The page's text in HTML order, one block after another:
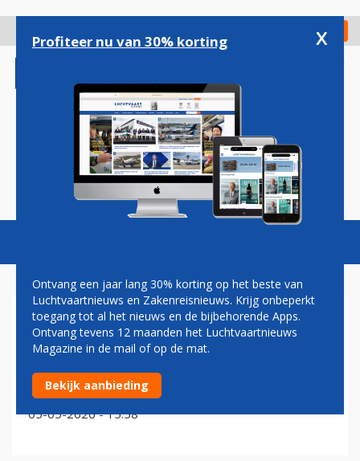
gaan
Check in
Magazine Podcasts Vacatures
PAULS CALITIS
Portugese chartermaatschappij EuroAtlantic Airways
strikt voormalig topman airBaltic
05-05-2026 - 15:58
Profiteer nu van 30% korting x
Ontvang een jaar lang 30% korting op het beste van
Luchtvaartnieuws en Zakenreisnieuws. Krijg onbeperkt
toegang tot al het nieuws en de bijbehorende Apps.
Ontvang tevens 12 maanden het Luchtvaartnieuws
Magazine in de mail of op de mat.
Bekijk aanbieding